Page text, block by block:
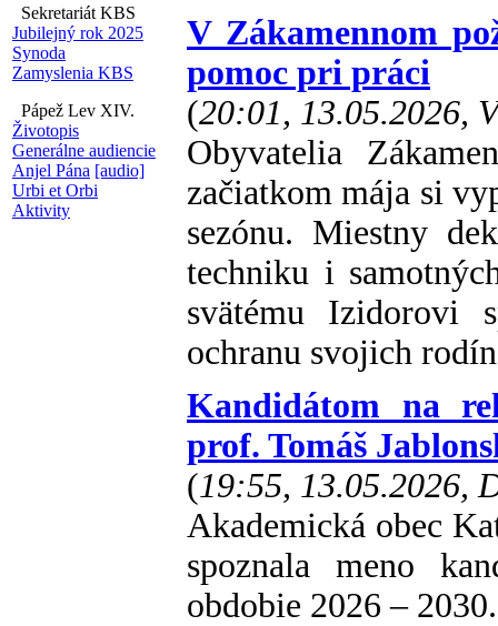
Sekretariát KBS
Jubilejný rok 2025
Synoda
Zamyslenia KBS
Pápež Lev XIV.
Životopis
Generálne audiencie
Anjel Pána [audio]
Urbi et Orbi
Aktivity
V Zákamennom
pomoc pri práci
(20:01, 13.05.2026,
Obyvatelia
začiatkom mája si
sezónu. Miestny
techniku i
svätému Izidorovi
ochranu svojich
Kandidátom na
prof. Tomáš
(19:55, 13.05.2026,
Akademická obec
spoznala meno
obdobie 2026 –